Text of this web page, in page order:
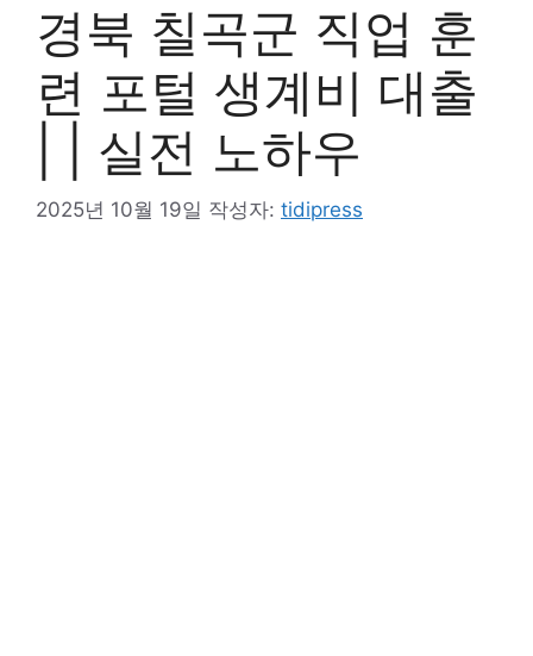
경북 칠곡군 직업 훈
련 포털 생계비 대출
| | 실전 노하우
2025년 10월 19일 작성자: tidipress